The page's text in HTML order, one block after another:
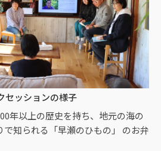
セッションの様子
年以上の歴史を持ち、地元の海の
知られる「早瀬のひもの」 のお弁